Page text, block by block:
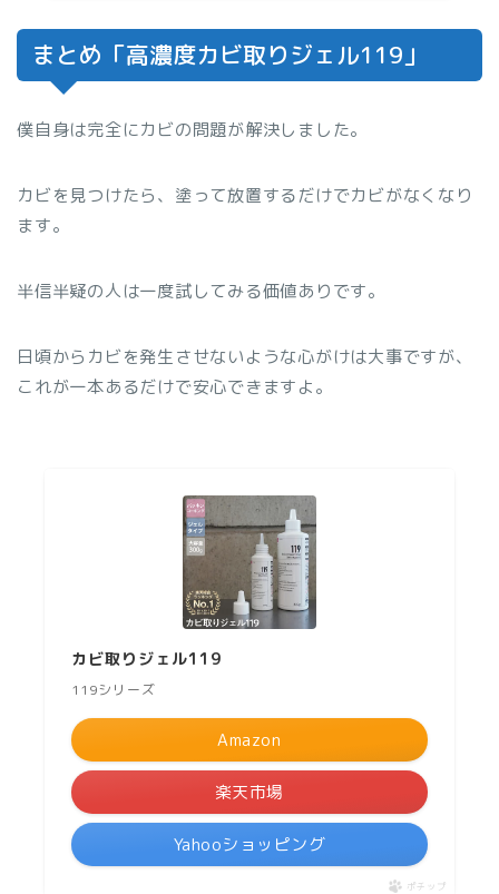
まとめ「高濃度カビ取りジェル119」
僕自身は完全にカビの問題が解決しました。
カビを見つけたら、塗って放置するだけでカビがなくなり
ます。
半信半疑の人は一度試してみる価値ありです。
日頃からカビを発生させないような心がけは大事ですが、
これが一本あるだけで安心できますよ。
カビ取りジェル119
119シリーズ
Amazon
楽天市場
Yahooショッピング
ポチップ